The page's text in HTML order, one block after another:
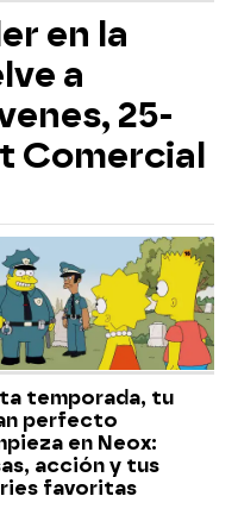
en la
a
25-
Comercial
temporada, tu
perfecto
en Neox:
acción y tus
favoritas